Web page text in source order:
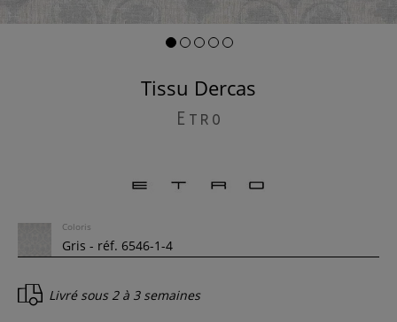
Tissu Dercas
Etro
Coloris
Livré sous 2 à 3 semaines